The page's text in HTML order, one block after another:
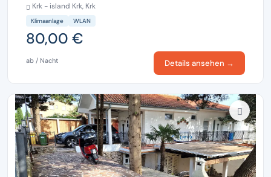
Krk - island Krk, Krk
Klimaanlage WLAN
80,00 €
ab / Nacht Details ansehen →